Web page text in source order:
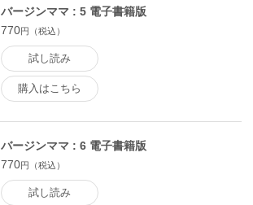
バージンママ : 5 電子書籍版
770円（税込）
試し読み
購入はこちら
バージンママ : 6 電子書籍版
770円（税込）
試し読み